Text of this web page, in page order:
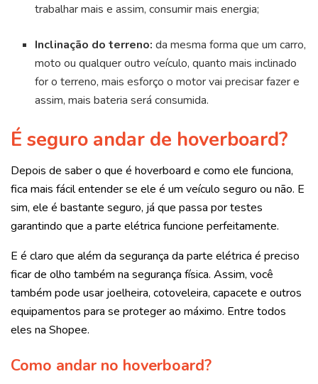
trabalhar mais e assim, consumir mais energia;
Inclinação do terreno: da mesma forma que um carro,
moto ou qualquer outro veículo, quanto mais inclinado
for o terreno, mais esforço o motor vai precisar fazer e
assim, mais bateria será consumida.
É seguro andar de hoverboard?
Depois de saber o que é hoverboard e como ele funciona,
fica mais fácil entender se ele é um veículo seguro ou não. E
sim, ele é bastante seguro, já que passa por testes
garantindo que a parte elétrica funcione perfeitamente.
E é claro que além da segurança da parte elétrica é preciso
ficar de olho também na segurança física. Assim, você
também pode usar joelheira, cotoveleira, capacete e outros
equipamentos para se proteger ao máximo. Entre todos
eles na Shopee.
Como andar no hoverboard?